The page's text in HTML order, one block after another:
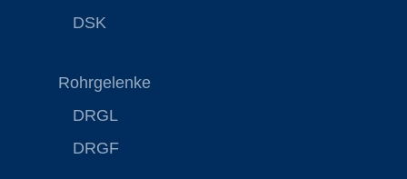
DSK
Rohrgelenke
DRGL
DRGF